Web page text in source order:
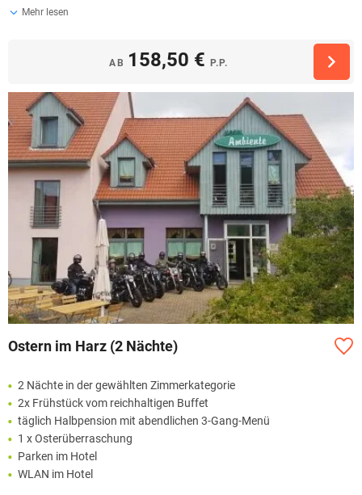
Mehr lesen
AB 158,50 € P.P.
Ostern im Harz (2 Nächte)
2 Nächte in der gewählten Zimmerkategorie
2x Frühstück vom reichhaltigen Buffet
täglich Halbpension mit abendlichen 3-Gang-Menü
1 x Osterüberraschung
Parken im Hotel
WLAN im Hotel